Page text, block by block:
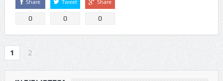
Share
0
Tweet
0
Share
0
1 2